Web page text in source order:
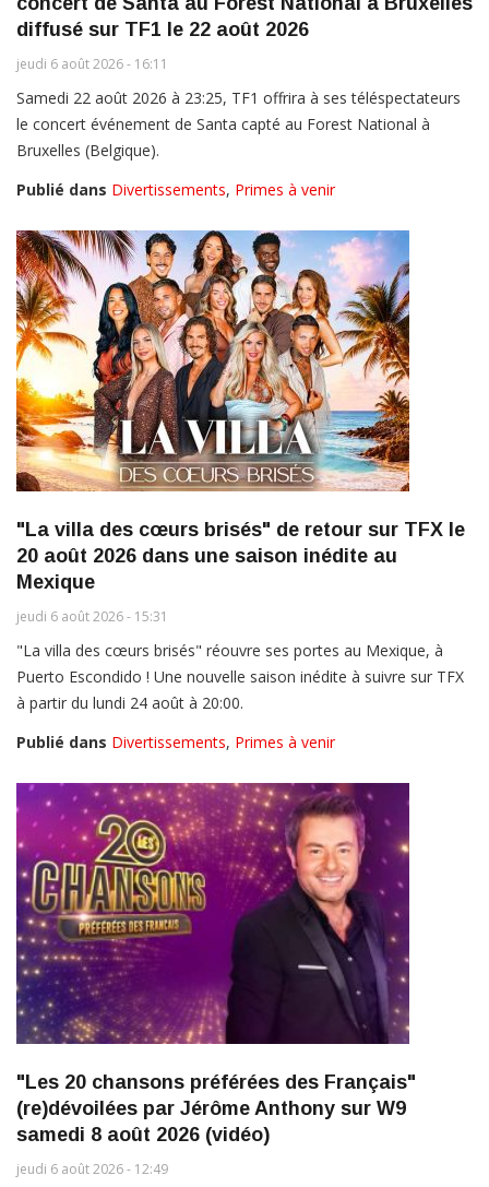
diffusé sur TF1 le 22 août 2026
jeudi 6 août 2026 - 16:11
Samedi 22 août 2026 à 23:25, TF1 offrira à ses téléspectateurs
le concert événement de Santa capté au Forest National à
Bruxelles (Belgique).
Publié dans Divertissements, Primes à venir
"La villa des cœurs brisés" de retour sur TFX le
20 août 2026 dans une saison inédite au
Mexique
jeudi 6 août 2026 - 15:31
"La villa des cœurs brisés" réouvre ses portes au Mexique, à
Puerto Escondido ! Une nouvelle saison inédite à suivre sur TFX
à partir du lundi 24 août à 20:00.
Publié dans Divertissements, Primes à venir
"Les 20 chansons préférées des Français"
(re)dévoilées par Jérôme Anthony sur W9
samedi 8 août 2026 (vidéo)
jeudi 6 août 2026 - 12:49